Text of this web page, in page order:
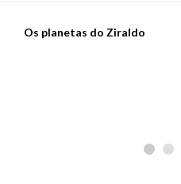
Os planetas do Ziraldo
PARA PASSEAR